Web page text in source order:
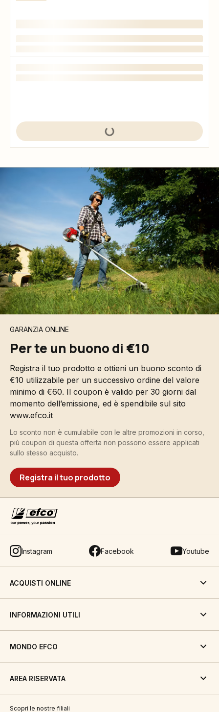
GARANZIA ONLINE
Per te un buono di €10
Registra il tuo prodotto e ottieni un buono sconto di
€10 utilizzabile per un successivo ordine del valore
minimo di €60. Il coupon è valido per 30 giorni dal
momento dell’emissione, ed è spendibile sul sito
www.efco.it
Lo sconto non è cumulabile con le altre promozioni in corso,
più coupon di questa offerta non possono essere applicati
sullo stesso acquisto.
Registra il tuo prodotto
Instagram Facebook Youtube
ACQUISTI ONLINE
INFORMAZIONI UTILI
MONDO EFCO
AREA RISERVATA
Scopri le nostre filiali